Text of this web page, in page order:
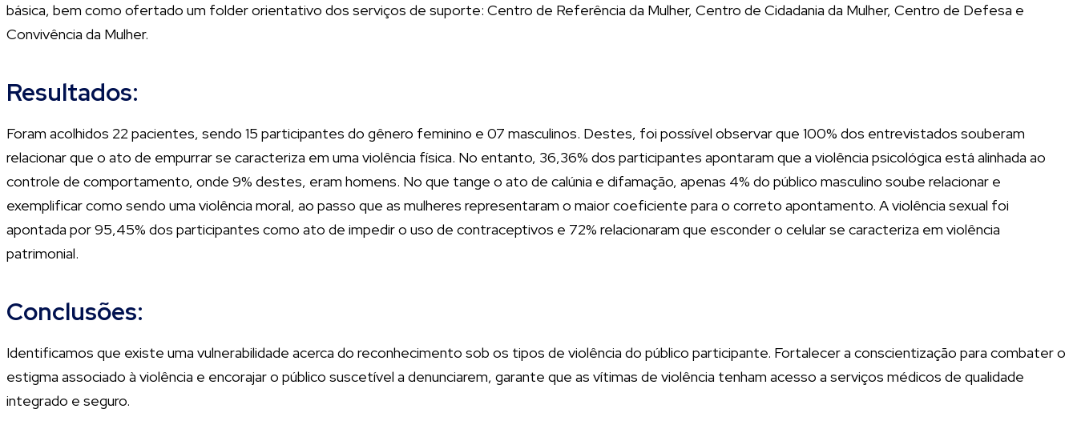
básica, bem como ofertado um folder orientativo dos serviços de suporte: Centro de Referência da Mulher, Centro de Cidadania da Mulher, Centro de Defesa e
Convivência da Mulher.
Resultados:
Foram acolhidos 22 pacientes, sendo 15 participantes do gênero feminino e 07 masculinos. Destes, foi possível observar que 100% dos entrevistados souberam
relacionar que o ato de empurrar se caracteriza em uma violência física. No entanto, 36,36% dos participantes apontaram que a violência psicológica está alinhada ao
controle de comportamento, onde 9% destes, eram homens. No que tange o ato de calúnia e difamação, apenas 4% do público masculino soube relacionar e
exemplificar como sendo uma violência moral, ao passo que as mulheres representaram o maior coeficiente para o correto apontamento. A violência sexual foi
apontada por 95,45% dos participantes como ato de impedir o uso de contraceptivos e 72% relacionaram que esconder o celular se caracteriza em violência
patrimonial.
Conclusões:
Identificamos que existe uma vulnerabilidade acerca do reconhecimento sob os tipos de violência do público participante. Fortalecer a conscientização para combater o
estigma associado à violência e encorajar o público suscetível a denunciarem, garante que as vítimas de violência tenham acesso a serviços médicos de qualidade
integrado e seguro.